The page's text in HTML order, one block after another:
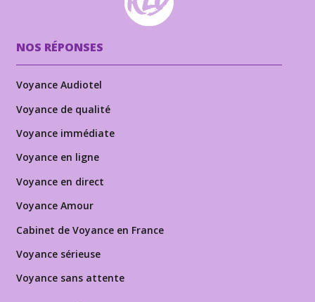
NOS RÉPONSES
Voyance Audiotel
Voyance de qualité
Voyance immédiate
Voyance en ligne
Voyance en direct
Voyance Amour
Cabinet de Voyance en France
Voyance sérieuse
Voyance sans attente